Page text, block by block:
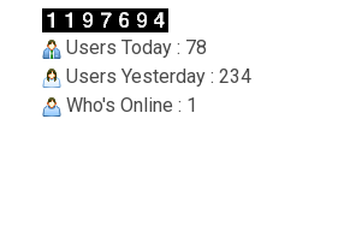
Users Today : 78
Users Yesterday : 234
Who's Online : 1